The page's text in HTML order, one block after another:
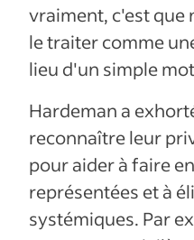
vraiment, c'est que
le traiter comme
lieu d'un simple
Hardeman a
reconnaître leur
pour aider à faire
représentées et à
systémiques. Par